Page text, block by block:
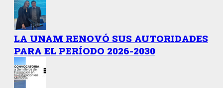
LA UNAM RENOVÓ SUS AUTORIDADES
PARA EL PERÍODO 2026-2030